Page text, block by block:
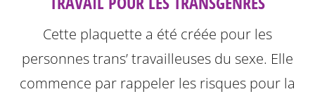
Cette plaquette a été créée pour les
personnes trans’ travailleuses du sexe. Elle
commence par rappeler les risques pour la